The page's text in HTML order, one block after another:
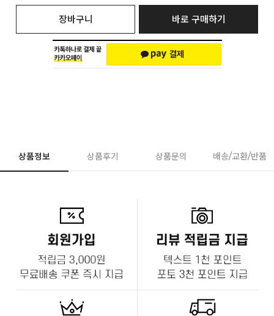
장바구니 바로 구매하기
상품정보 상품후기 상품문의 배송/교환/반품